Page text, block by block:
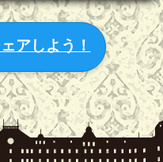
アしよう！